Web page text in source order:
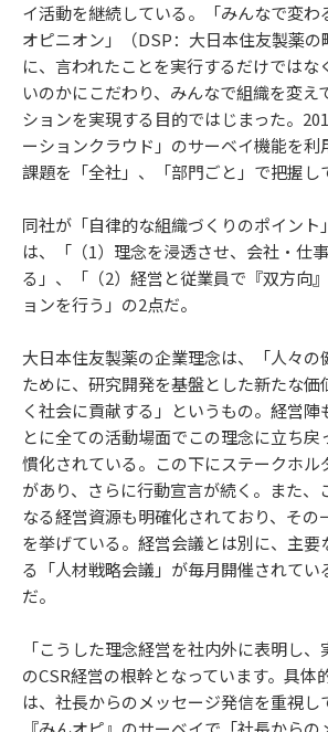
イ活動を継続している。「みんなで変わ
オピニオン」（DSP：大日本住友製薬の
に、言われたことを実行するだけではな
いのかにこだわり、みんなで組織を変え
ションを実現する目的ではじまった。
ーションクラウド」のサーベイ機能を利
課題を「全社」、「部門ごと」で把握し
同社が「自律的な組織づくりのポイント
は、「（1）理念を浸透させ、会社・仕
る」、「（2）経営と従業員で『双方向
ョンを行う」の2点だ。
大日本住友製薬の企業理念は、「人々の
ために、研究開発を基盤とした新たな価
く社会に貢献する」というもの。経営陣
とに全ての活動場面でこの理念に立ち戻
慣化されている。この下にステークホル
があり、さらに行動宣言が続く。また、
なる経営資源も明確化されており、その
を挙げている。経営会議とは別に、主要
る「人材戦略会議」が毎月開催されてい
だ。
「こうした理念経営を社内外に表明し
のCSR経営の根幹となっています。具体
は、社長からのメッセージ発信を重視し